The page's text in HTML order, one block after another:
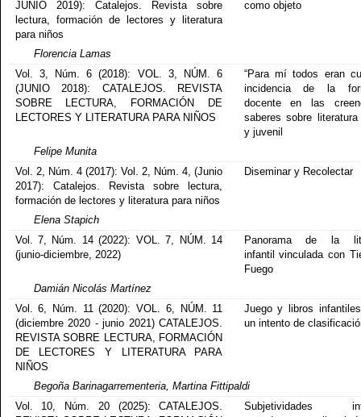
JUNIO 2019): Catalejos. Revista sobre
lectura, formación de lectores y literatura
para niños
como objeto
Florencia Lamas
Vol. 3, Núm. 6 (2018): VOL. 3, NÚM. 6
(JUNIO 2018): CATALEJOS. REVISTA
SOBRE LECTURA, FORMACIÓN DE
LECTORES Y LITERATURA PARA NIÑOS
“Para mí todos eran
incidencia de la
docente en las
saberes sobre
y juvenil
Felipe Munita
Vol. 2, Núm. 4 (2017): Vol. 2, Núm. 4, (Junio
2017): Catalejos. Revista sobre lectura,
formación de lectores y literatura para niños
Diseminar y Recolectar
Elena Stapich
Vol. 7, Núm. 14 (2022): VOL. 7, NÚM. 14
(junio-diciembre, 2022)
Panorama de la
infantil vinculada con
Fuego
Damián Nicolás Martínez
Vol. 6, Núm. 11 (2020): VOL. 6, NÚM. 11
(diciembre 2020 - junio 2021) CATALEJOS.
REVISTA SOBRE LECTURA, FORMACIÓN
DE LECTORES Y LITERATURA PARA
NIÑOS
Juego y libros
un intento de
Begoña Barinagarrementeria, Martina Fittipaldi
Vol. 10, Núm. 20 (2025): CATALEJOS.
Subjetividades